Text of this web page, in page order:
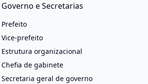
Governo e Secretarias
Prefeito
Vice-prefeito
Estrutura organizacional
Chefia de gabinete
Secretaria geral de governo